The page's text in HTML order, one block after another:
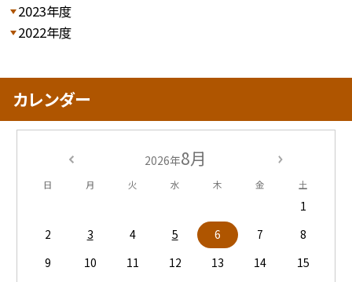
2023年度
2022年度
カレンダー
2026年8月
日 月 火 水 木 金 土
1
2
3 4 5 6 7
8
9
10 11 12 13 14
15